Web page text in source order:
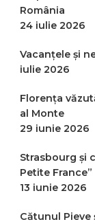
România
24 iulie 2026
Vacanțele și
iulie 2026
Florența
al Monte
29 iunie 2026
Strasbourg și
Petite France”
13 iunie 2026
Cătunul Pieve